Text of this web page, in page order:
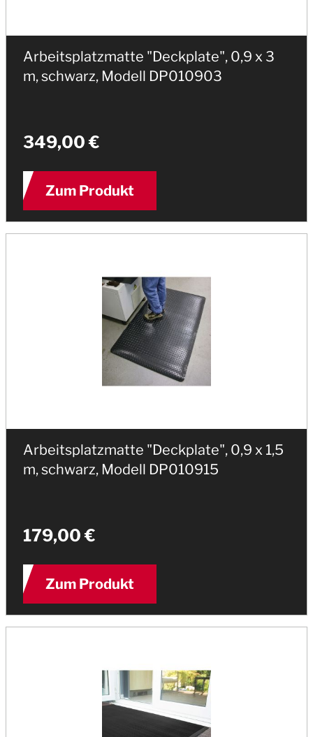
Arbeitsplatzmatte "Deckplate", 0,9 x 3
m, schwarz, Modell DP010903
349,00 €
Zum Produkt
Arbeitsplatzmatte "Deckplate", 0,9 x 1,5
m, schwarz, Modell DP010915
179,00 €
Zum Produkt